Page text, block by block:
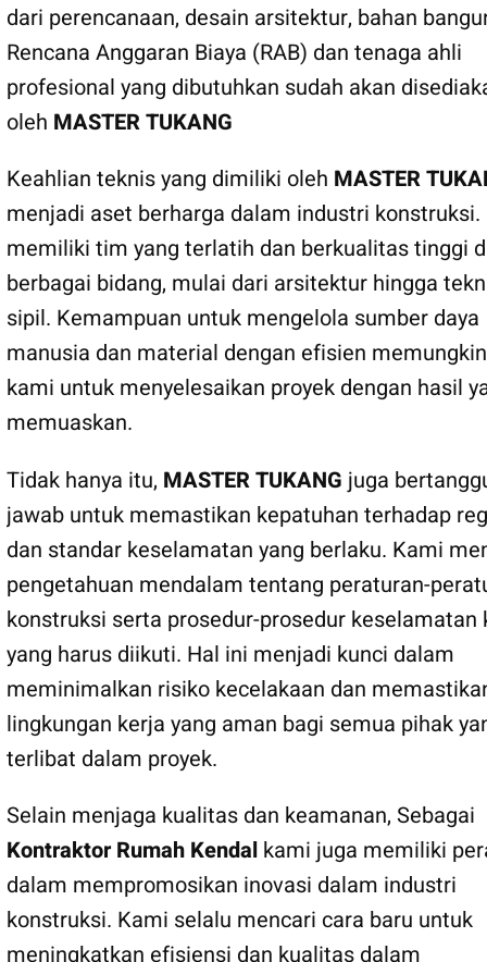
dari perencanaan, desain arsitektur, bahan
Rencana Anggaran Biaya (RAB) dan tenaga ahli
profesional yang dibutuhkan sudah akan
oleh MASTER TUKANG
Keahlian teknis yang dimiliki oleh MASTER
menjadi aset berharga dalam industri
memiliki tim yang terlatih dan berkualitas tinggi
berbagai bidang, mulai dari arsitektur hingga
sipil. Kemampuan untuk mengelola sumber daya
manusia dan material dengan efisien
kami untuk menyelesaikan proyek dengan hasil
memuaskan.
Tidak hanya itu, MASTER TUKANG juga
jawab untuk memastikan kepatuhan terhadap
dan standar keselamatan yang berlaku. Kami
pengetahuan mendalam tentang peraturan-
konstruksi serta prosedur-prosedur keselamatan
yang harus diikuti. Hal ini menjadi kunci dalam
meminimalkan risiko kecelakaan dan
lingkungan kerja yang aman bagi semua pihak
terlibat dalam proyek.
Selain menjaga kualitas dan keamanan, Sebagai
Kontraktor Rumah Kendal kami juga memiliki
dalam mempromosikan inovasi dalam industri
konstruksi. Kami selalu mencari cara baru untuk
meningkatkan efisiensi dan kualitas dalam